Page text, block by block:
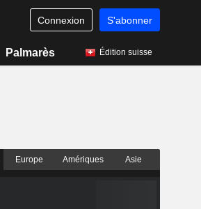
Connexion S'abonner
Palmarès Édition suisse
Europe Amériques Asie